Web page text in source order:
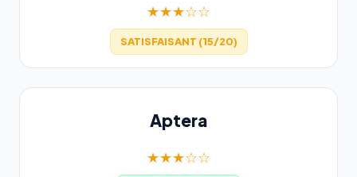
★★★☆☆
SATISFAISANT (15/20)
Aptera
★★★☆☆